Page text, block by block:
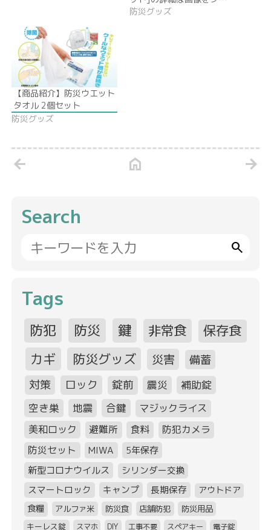
防災グッズ
【商品紹介】防災ウエット
タオル 2個セット
防災グッズ
arrow_back home arrow_forward
Search
search
Tags
防犯 防災 鍵 非常食
保存食
カギ
防災グッズ 災害
備蓄
対策
ロック 錠前 震災
補助錠
空き巣
地震 合鍵
マジックライス
美和ロック
避難所 食料
防犯カメラ
防災セット
MIWA
5年保存
新型コロナウイルス
シリンダー交換
スマートロック
キャンプ 長期保存
アウトドア
食糧
アルファ米 防災食 店舗防犯 防災用品
キーレス錠 スマホ DIY 工事不要 スペアキー 電子錠